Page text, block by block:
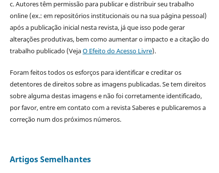
c. Autores têm permissão para publicar e distribuir seu trabalho
online (ex.: em repositórios institucionais ou na sua página pessoal)
após a publicação inicial nesta revista, já que isso pode gerar
alterações produtivas, bem como aumentar o impacto e a citação do
trabalho publicado (VejaO Efeito do Acesso Livre).
Foram feitos todos os esforços para identificar e creditar os
detentores de direitos sobre as imagens publicadas. Se tem direitos
sobre alguma destas imagens e não foi corretamente identificado,
por favor, entre em contato com a revista Saberes e publicaremos a
correção num dos próximos números.
Artigos Semelhantes